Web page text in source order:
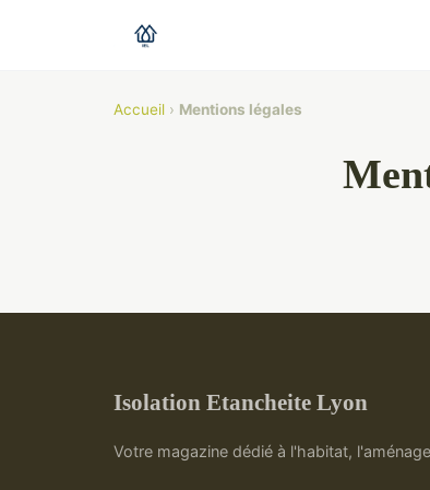
Accueil › Mentions légales
Isolation Etancheite Lyon
Votre magazine dédié à l'habitat,